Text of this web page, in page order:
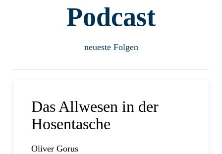
Podcast
neueste Folgen
Das Allwesen in der
Hosentasche
Oliver Gorus